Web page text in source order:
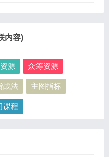
内容)
源 众筹资源
战法 主图指标
课程